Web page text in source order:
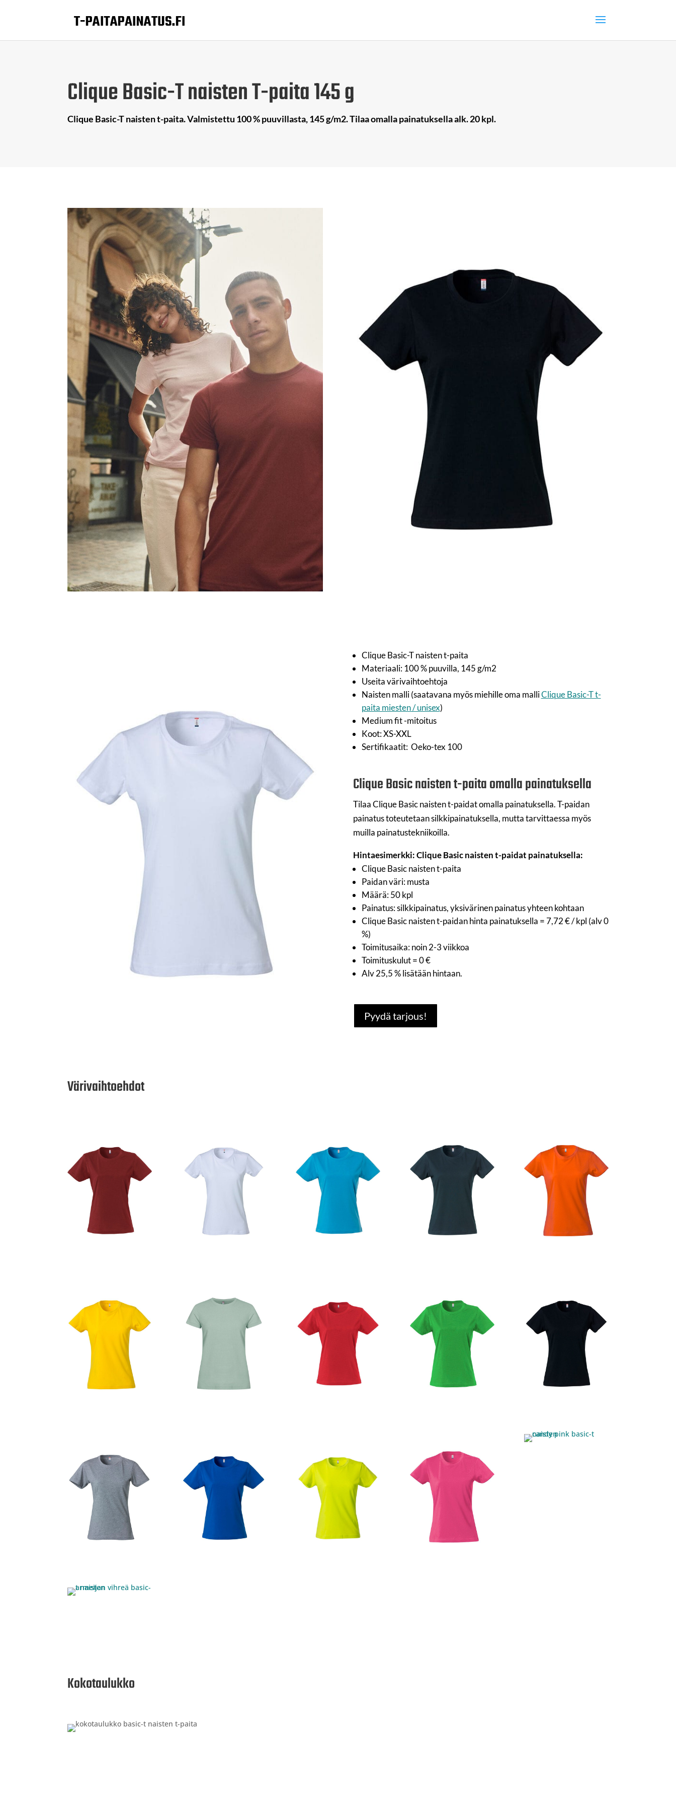
Clique Basic-T naisten T-paita 145 g
Clique Basic-T naisten t-paita. Valmistettu 100 % puuvillasta, 145 g/m2. Tilaa omalla painatuksella alk. 20 kpl.
Clique Basic-T naisten t-paita
Materiaali: 100 % puuvilla, 145 g/m2
Useita värivaihtoehtoja
Naisten malli (saatavana myös miehille oma malliClique Basic-T t-
paita miesten / unisex)
Medium fit -mitoitus
Koot: XS-XXL
Sertifikaatit: Oeko-tex 100
Clique Basic naisten t-paita omalla painatuksella
Tilaa Clique Basic naisten t-paidat omalla painatuksella. T-paidan
painatus toteutetaan silkkipainatuksella, mutta tarvittaessa myös
muilla painatustekniikoilla.
Hintaesimerkki: Clique Basic naisten t-paidat painatuksella:
Clique Basic naisten t-paita
Paidan väri: musta
Määrä: 50 kpl
Painatus: silkkipainatus, yksivärinen painatus yhteen kohtaan
Clique Basic naisten t-paidan hinta painatuksella = 7,72 € / kpl (alv 0
%)
Toimitusaika: noin 2-3 viikkoa
Toimituskulut = 0 €
Alv 25,5 % lisätään hintaan.
Pyydä tarjous!
Värivaihtoehdot
Kokotaulukko